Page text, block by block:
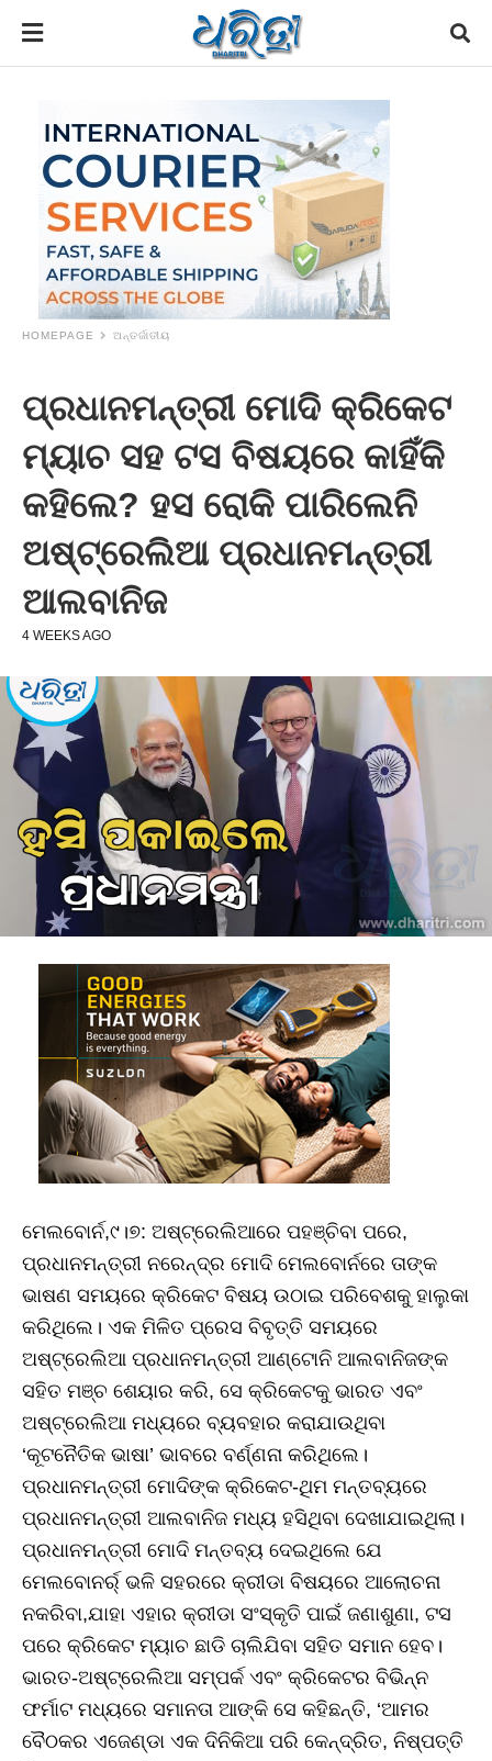
HOMEPAGE ଅନ୍ତର୍ଜାତୀୟ
ପ୍ରଧାନମନ୍ତ୍ରୀ ମୋଦି କ୍ରିକେଟ
ମ୍ୟାଚ ସହ ଟସ ବିଷୟରେ କାହିଁକି
କହିଲେ? ହସ ରୋକି ପାରିଲେନି
ଅଷ୍ଟ୍ରେଲିଆ ପ୍ରଧାନମନ୍ତ୍ରୀ
ଆଲବାନିଜ
4 WEEKS AGO
ମେଲବୋର୍ନ,୯।୭: ଅଷ୍ଟ୍ରେଲିଆରେ ପହଞ୍ଚିବା ପରେ,
ପ୍ରଧାନମନ୍ତ୍ରୀ ନରେନ୍ଦ୍ର ମୋଦି ମେଲବୋର୍ନରେ ତାଙ୍କ
ଭାଷଣ ସମୟରେ କ୍ରିକେଟ ବିଷୟ ଉଠାଇ ପରିବେଶକୁ ହାଲୁକା
କରିଥିଲେ। ଏକ ମିଳିତ ପ୍ରେସ ବିବୃତ୍ତି ସମୟରେ
ଅଷ୍ଟ୍ରେଲିଆ ପ୍ରଧାନମନ୍ତ୍ରୀ ଆଣ୍ଟୋନି ଆଲବାନିଜଙ୍କ
ସହିତ ମଞ୍ଚ ଶେୟାର କରି, ସେ କ୍ରିକେଟକୁ ଭାରତ ଏବଂ
ଅଷ୍ଟ୍ରେଲିଆ ମଧ୍ୟରେ ବ୍ୟବହାର କରାଯାଉଥିବା
‘କୂଟନୈତିକ ଭାଷା’ ଭାବରେ ବର୍ଣ୍ଣନା କରିଥିଲେ।
ପ୍ରଧାନମନ୍ତ୍ରୀ ମୋଦିଙ୍କ କ୍ରିକେଟ-ଥିମ ମନ୍ତବ୍ୟରେ
ପ୍ରଧାନମନ୍ତ୍ରୀ ଆଲବାନିଜ ମଧ୍ୟ ହସିଥିବା ଦେଖାଯାଇଥିଲା।
ପ୍ରଧାନମନ୍ତ୍ରୀ ମୋଦି ମନ୍ତବ୍ୟ ଦେଇଥିଲେ ଯେ
ମେଲବୋନର୍ର୍ ଭଳି ସହରରେ କ୍ରୀଡା ବିଷୟରେ ଆଲୋଚନା
ନକରିବା,ଯାହା ଏହାର କ୍ରୀଡା ସଂସ୍କୃତି ପାଇଁ ଜଣାଶୁଣା, ଟସ
ପରେ କ୍ରିକେଟ ମ୍ୟାଚ ଛାଡି ଚାଲିଯିବା ସହିତ ସମାନ ହେବ।
ଭାରତ-ଅଷ୍ଟ୍ରେଲିଆ ସମ୍ପର୍କ ଏବଂ କ୍ରିକେଟର ବିଭିନ୍ନ
ଫର୍ମାଟ ମଧ୍ୟରେ ସମାନତା ଆଙ୍କି ସେ କହିଛନ୍ତି, ‘ଆମର
ବୈଠକର ଏଜେଣ୍ଡା ଏକ ଦିନିକିଆ ପରି କେନ୍ଦ୍ରିତ, ନିଷ୍ପତ୍ତି